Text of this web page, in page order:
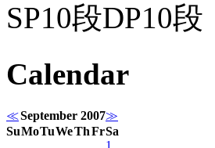
SP10段DP10段
Calendar
≪September 2007≫
SuMoTuWeThFrSa
1